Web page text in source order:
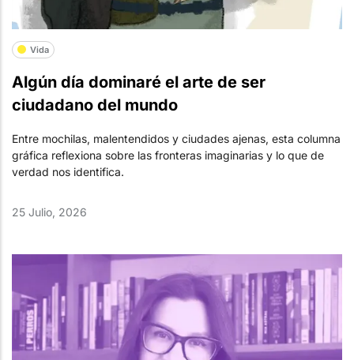
Vida
Algún día dominaré el arte de ser
ciudadano del mundo
Entre mochilas, malentendidos y ciudades ajenas, esta columna
gráfica reflexiona sobre las fronteras imaginarias y lo que de
verdad nos identifica.
25 Julio, 2026